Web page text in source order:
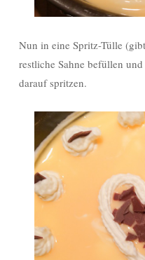
Nun in eine Spritz-Tülle
restliche Sahne befüllen
darauf spritzen.